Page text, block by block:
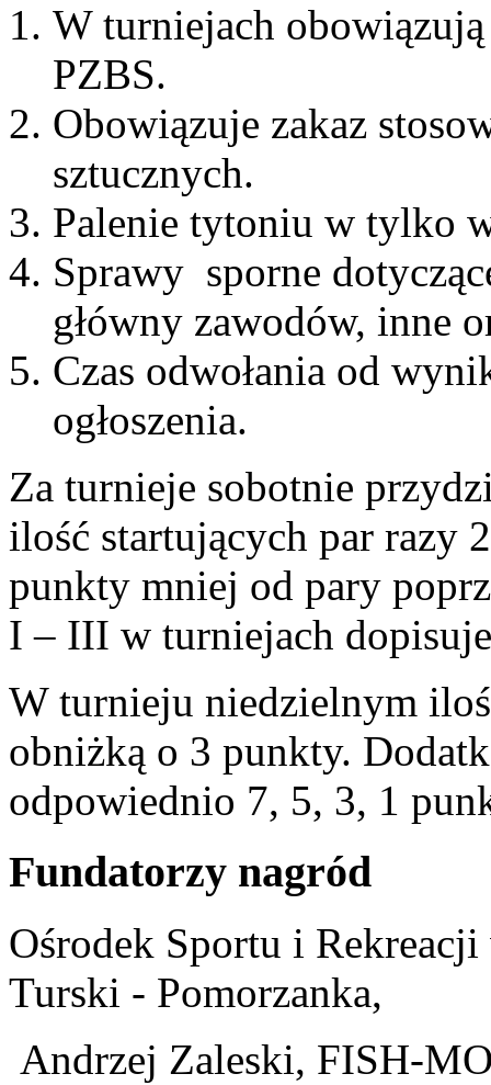
W turniejach
PZBS.
Obowiązuje zakaz
sztucznych.
Palenie tytoniu w tylko
Sprawy sporne
główny zawodów, inne
Czas odwołania od
ogłoszenia.
Za turnieje sobotnie
ilość startujących par razy
punkty mniej od pary
I – III w turniejach
W turnieju niedzielnym
obniżką o 3 punkty.
odpowiednio 7, 5, 3, 1
Fundatorzy nagród
Ośrodek Sportu i
Turski - Pomorzanka,
Andrzej Zaleski, FISH-